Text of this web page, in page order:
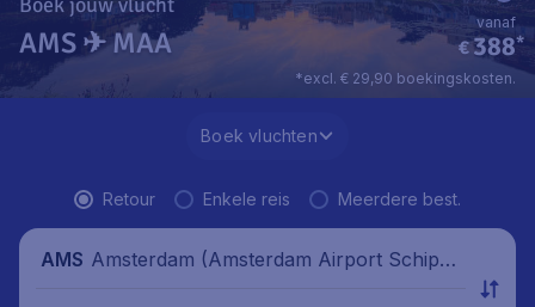
AMS ✈ MAA €388*
vanaf
*excl. € 29,90 boekingskosten.
Boek vluchten
Retour Enkele reis Meerdere best.
AMS Amsterdam (Amsterdam Airport Schipho